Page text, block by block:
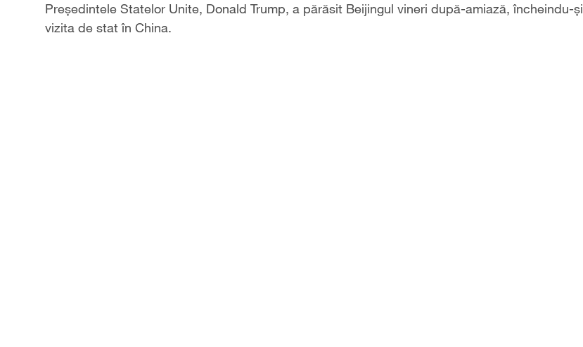
Președintele Statelor Unite, Donald Trump, a părăsit Beijingul vineri după-amiază, încheindu-și
vizita de stat în China.